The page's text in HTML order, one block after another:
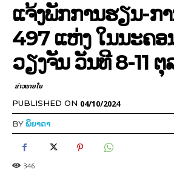
ແຈ້ງພັກການຮຽນ-ກ
497 ແຫ່ງ ໃນນະຄອ
ວຽງຈັນ ວັນທີ 8-11
ຂ່າວພາຍ​ໃນ
PUBLISHED ON 04/10/2024
BYພິຍາດາ
346